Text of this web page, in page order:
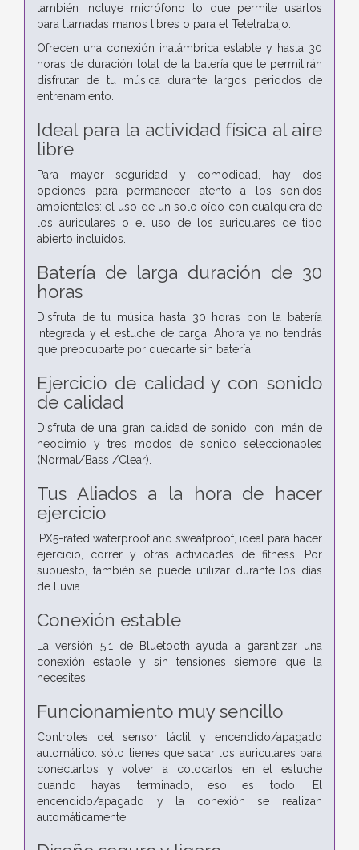
también incluye micrófono lo que permite usarlos
para llamadas manos libres o para el Teletrabajo.
Ofrecen una conexión inalámbrica estable y hasta 30
horas de duración total de la batería que te permitirán
disfrutar de tu música durante largos periodos de
entrenamiento.
Ideal para la actividad física al aire
libre
Para mayor seguridad y comodidad, hay dos
opciones para permanecer atento a los sonidos
ambientales: el uso de un solo oído con cualquiera de
los auriculares o el uso de los auriculares de tipo
abierto incluidos.
Batería de larga duración de 30
horas
Disfruta de tu música hasta 30 horas con la batería
integrada y el estuche de carga. Ahora ya no tendrás
que preocuparte por quedarte sin batería.
Ejercicio de calidad y con sonido
de calidad
Disfruta de una gran calidad de sonido, con imán de
neodimio y tres modos de sonido seleccionables
(Normal/Bass /Clear).
Tus Aliados a la hora de hacer
ejercicio
IPX5-rated waterproof and sweatproof, ideal para hacer
ejercicio, correr y otras actividades de fitness. Por
supuesto, también se puede utilizar durante los días
de lluvia.
Conexión estable
La versión 5.1 de Bluetooth ayuda a garantizar una
conexión estable y sin tensiones siempre que la
necesites.
Funcionamiento muy sencillo
Controles del sensor táctil y encendido/apagado
automático: sólo tienes que sacar los auriculares para
conectarlos y volver a colocarlos en el estuche
cuando hayas terminado, eso es todo. El
encendido/apagado y la conexión se realizan
automáticamente.